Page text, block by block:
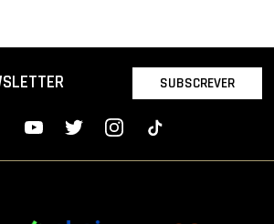
SUBSCREVER